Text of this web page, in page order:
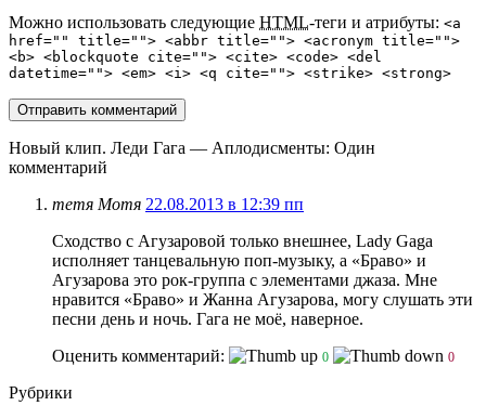
Можно использовать следующие HTML-теги и атрибуты: <a
href="" title=""> <abbr title=""> <acronym title="">
<b> <blockquote cite=""> <cite> <code> <del
datetime=""> <em> <i> <q cite=""> <strike> <strong>
Новый клип. Леди Гага — Аплодисменты: Один
комментарий
тетя Мотя 22.08.2013 в 12:39 пп
Сходство с Агузаровой только внешнее, Lady Gaga
исполняет танцевальную поп-музыку, а «Браво» и
Агузарова это рок-группа с элементами джаза. Мне
нравится «Браво» и Жанна Агузарова, могу слушать эти
песни день и ночь. Гага не моё, наверное.
Оценить комментарий:
0 0
Рубрики